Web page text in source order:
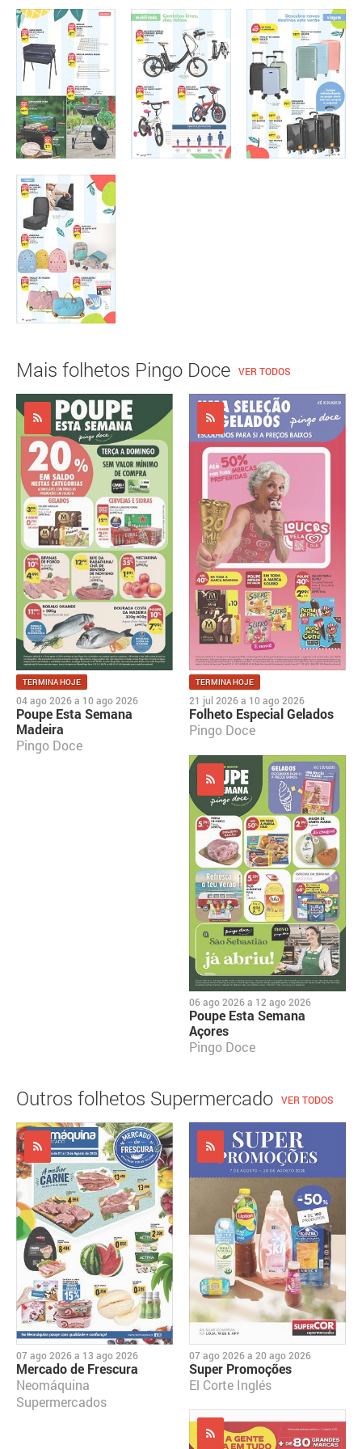
Mais folhetos Pingo Doce VER TODOS
TERMINA HOJE
04 ago 2026 a 10 ago 2026
Poupe Esta Semana
Madeira
Pingo Doce
TERMINA HOJE
21 jul 2026 a 10 ago 2026
Folheto Especial Gelados
Pingo Doce
06 ago 2026 a 12 ago 2026
Poupe Esta Semana
Açores
Pingo Doce
Outros folhetos Supermercado VER TODOS
07 ago 2026 a 13 ago 2026
Mercado de Frescura
Neomáquina
Supermercados
07 ago 2026 a 20 ago 2026
Super Promoções
El Corte Inglés